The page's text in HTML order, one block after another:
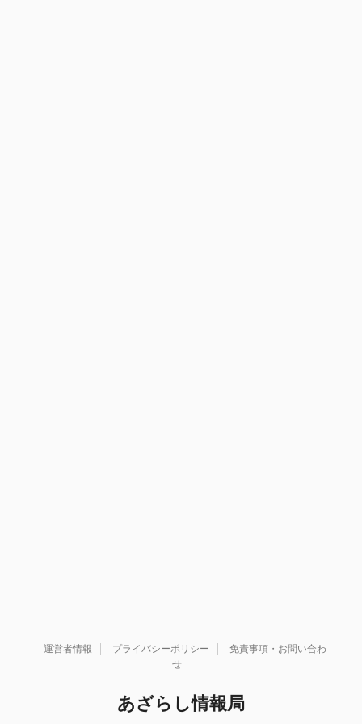
運営者情報 プライバシーポリシー
免責事項・お問い合わ
せ
あざらし情報局